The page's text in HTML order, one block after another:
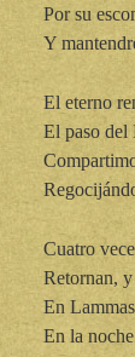
Por su
Y
El eterno
El paso del
Cuatro
Retornan,
En
En la